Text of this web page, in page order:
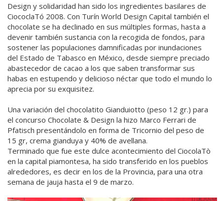
Design y solidaridad han sido los ingredientes basilares de
CiococlaTó 2008. Con Turín World Design Capital también el
chocolate se ha declinado en sus múltiples formas, hasta a
devenir también sustancia con la recogida de fondos, para
sostener las populaciones damnificadas por inundaciones
del Estado de Tabasco en México, desde siempre preciado
abastecedor de cacao a los que saben transformar sus
habas en estupendo y delicioso néctar que todo el mundo lo
aprecia por su exquisitez.
Una variación del chocolatito Gianduiotto (peso 12 gr.) para
el concurso Chocolate & Design la hizo Marco Ferrari de
Pfatisch presentándolo en forma de Tricornio del peso de
15 gr, crema gianduya y 40% de avellana.
Terminado que fue este dulce acontecimiento del CiocolaTò
en la capital piamontesa, ha sido transferido en los pueblos
alrededores, es decir en los de la Provincia, para una otra
semana de jauja hasta el 9 de marzo.